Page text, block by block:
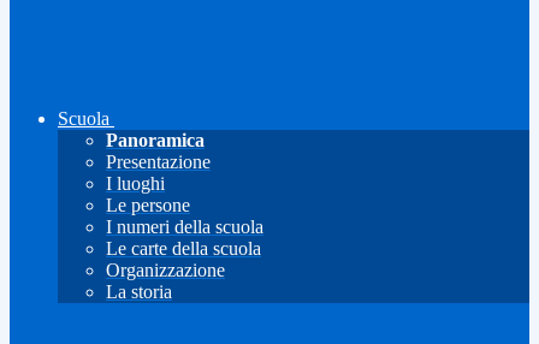
Scuola
Panoramica
Presentazione
I luoghi
Le persone
I numeri della scuola
Le carte della scuola
Organizzazione
La storia